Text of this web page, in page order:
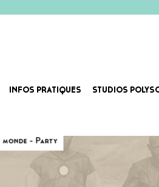
INFOS PRATIQUES STUDIOS
monde - Party